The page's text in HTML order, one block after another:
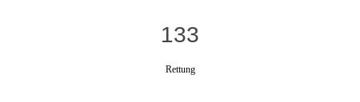
133
Rettung